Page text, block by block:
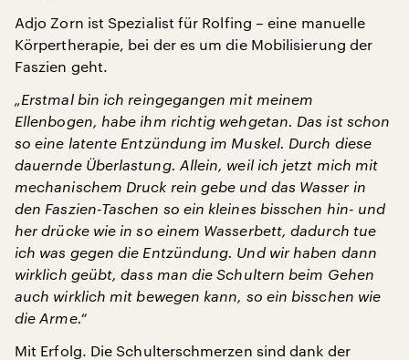
Adjo Zorn ist Spezialist für Rolfing – eine manuelle
Körpertherapie, bei der es um die Mobilisierung der
Faszien geht.
„Erstmal bin ich reingegangen mit meinem
Ellenbogen, habe ihm richtig wehgetan. Das ist schon
so eine latente Entzündung im Muskel. Durch diese
dauernde Überlastung. Allein, weil ich jetzt mich mit
mechanischem Druck rein gebe und das Wasser in
den Faszien-Taschen so ein kleines bisschen hin- und
her drücke wie in so einem Wasserbett, dadurch tue
ich was gegen die Entzündung. Und wir haben dann
wirklich geübt, dass man die Schultern beim Gehen
auch wirklich mit bewegen kann, so ein bisschen wie
die Arme.“
Mit Erfolg. Die Schulterschmerzen sind dank der